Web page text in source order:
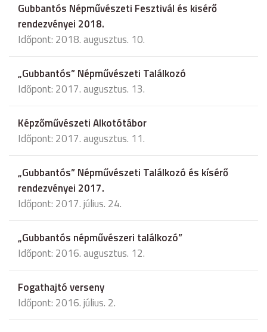
Gubbantós Népművészeti Fesztivál és kisérő
rendezvényei 2018.
Időpont: 2018. augusztus. 10.
„Gubbantós” Népművészeti Találkozó
Időpont: 2017. augusztus. 13.
Képzőművészeti Alkotótábor
Időpont: 2017. augusztus. 11.
„Gubbantós” Népművészeti Találkozó és kísérő
rendezvényei 2017.
Időpont: 2017. július. 24.
„Gubbantós népművészeri találkozó”
Időpont: 2016. augusztus. 12.
Fogathajtó verseny
Időpont: 2016. július. 2.